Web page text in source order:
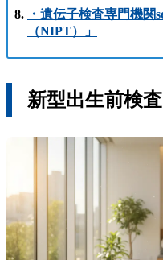
・遺伝子検査専門機関
（NIPT）」
新型出生前検